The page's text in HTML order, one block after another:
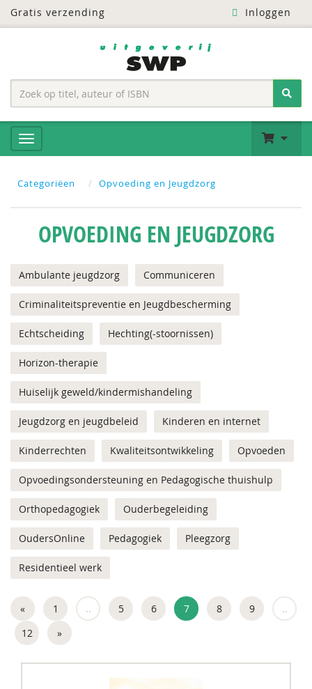
Gratis verzending Inloggen
Categoriëen Opvoeding en Jeugdzorg
OPVOEDING EN JEUGDZORG
Ambulante jeugdzorg Communiceren
Criminaliteitspreventie en Jeugdbescherming
Echtscheiding Hechting(-stoornissen)
Horizon-therapie
Huiselijk geweld/kindermishandeling
Jeugdzorg en jeugdbeleid Kinderen en internet
Kinderrechten Kwaliteitsontwikkeling Opvoeden
Opvoedingsondersteuning en Pedagogische thuishulp
Orthopedagogiek Ouderbegeleiding
OudersOnline Pedagogiek Pleegzorg
Residentieel werk
« 1 .. 5 6 7 8 9
..
12
»